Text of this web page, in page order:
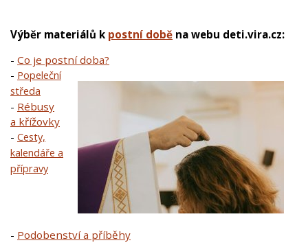
Výběr materiálů k postní době na webu deti.vira.cz:
- Co je postní doba?
- Popeleční
středa
- Rébusy
a křížovky
- Cesty,
kalendáře a
přípravy
- Podobenství a příběhy